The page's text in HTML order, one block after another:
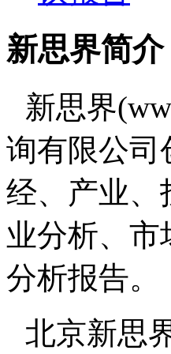
新思界简介
新思界
询有限公司
经、产业、
业分析、
分析报告。
北京新思